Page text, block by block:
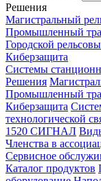
Решения
Магистральный
Промышленный
Городской
Киберзащита
Системы
Решения
Промышленный
Киберзащита
технологической
1520 СИГНАЛ
Членства в
Сервисное
Каталог продуктов